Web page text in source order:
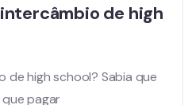
de high
high school? Sabia que
pagar